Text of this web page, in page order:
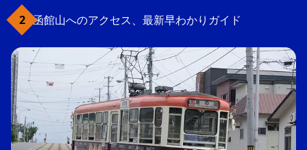
函館山へのアクセス、最新早わかりガイド